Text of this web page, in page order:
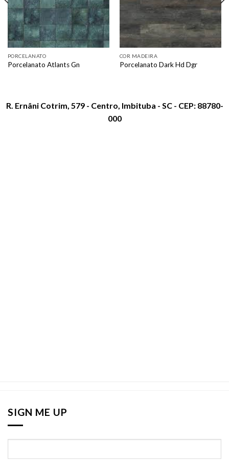
PORCELANATO
Porcelanato Atlants Gn
COR MADEIRA
Porcelanato Dark Hd Dgr
R. Ernâni Cotrim, 579 - Centro, Imbituba - SC - CEP: 88780-
000
SIGN ME UP